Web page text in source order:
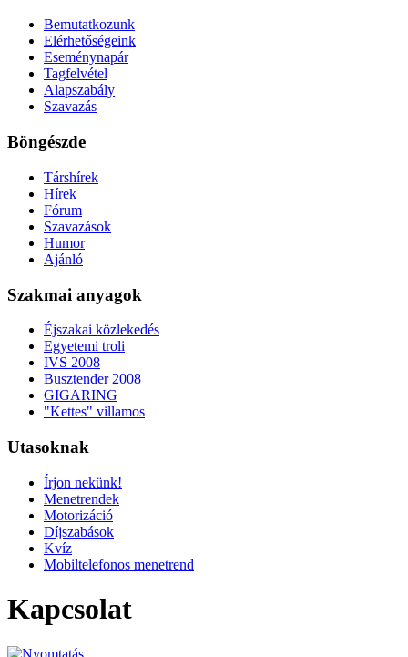
Bemutatkozunk
Elérhetőségeink
Eseménynapár
Tagfelvétel
Alapszabály
Szavazás
Böngészde
Társhírek
Hírek
Fórum
Szavazások
Humor
Ajánló
Szakmai anyagok
Éjszakai közlekedés
Egyetemi troli
IVS 2008
Busztender 2008
GIGARING
"Kettes" villamos
Utasoknak
Írjon nekünk!
Menetrendek
Motorizáció
Díjszabások
Kvíz
Mobiltelefonos menetrend
Kapcsolat